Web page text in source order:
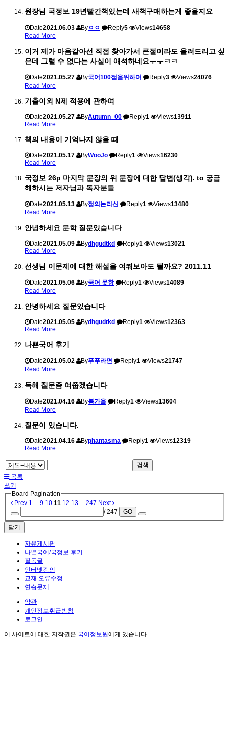
원장님 국정보 19년빨간책있는데 새책구매하는게 좋을지요
Date2021.06.03 Byㅇㅇ Reply5 Views14658
Read More
이거 제가 마음같아선 직접 찾아가서 큰절이라도 올려드리고 싶
은데 그럴 수 없다는 사실이 애석하네요ㅜㅜㅋㅋ
Date2021.05.27 By국어100점을위하여 Reply3 Views24076
Read More
기출이외 N제 적용에 관하여
Date2021.05.27 ByAutumn_00 Reply1 Views13911
Read More
책의 내용이 기억나지 않을 때
Date2021.05.17 ByWooJo Reply1 Views16230
Read More
국정보 26p 마지막 문장의 위 문장에 대한 답변(생각). to 궁금
해하시는 저자님과 독자분들
Date2021.05.13 By정의논리신 Reply1 Views13480
Read More
안녕하세요 문학 질문있습니다
Date2021.05.09 Bydhgudtkd Reply1 Views13021
Read More
선생님 이문제에 대한 해설을 여쭤보아도 될까요? 2011.11
Date2021.05.06 By국어 못함 Reply1 Views14089
Read More
안녕하세요 질문있습니다
Date2021.05.05 Bydhgudtkd Reply1 Views12363
Read More
나쁜국어 후기
Date2021.05.02 By푸푸라면 Reply1 Views21747
Read More
독해 질문좀 여쭙겠습니다
Date2021.04.16 By봄가을 Reply1 Views13604
Read More
질문이 있습니다.
Date2021.04.16 Byphantasma Reply1 Views12319
Read More
검색
목록
쓰기
Board Pagination
Prev 1 9 10 11 12 13 247 Next
/ 247
GO
닫기
자유게시판
나쁜국어/국정보 후기
필독글
인터넷강의
교재 오류수정
연습문제
약관
개인정보취급방침
로그인
이 사이트에 대한 저작권은 국어정보원에게 있습니다.